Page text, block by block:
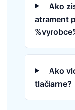
Ako
atrament
Ako
tlačiarne?